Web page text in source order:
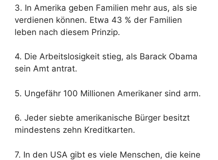
3. In Amerika geben Familien mehr aus, als sie
verdienen können. Etwa 43 % der Familien
leben nach diesem Prinzip.
4. Die Arbeitslosigkeit stieg, als Barack Obama
sein Amt antrat.
5. Ungefähr 100 Millionen Amerikaner sind arm.
6. Jeder siebte amerikanische Bürger besitzt
mindestens zehn Kreditkarten.
7. In den USA gibt es viele Menschen, die keine